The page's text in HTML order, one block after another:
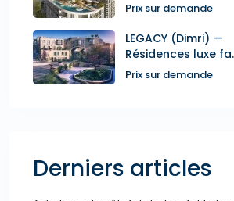
Prix sur demande
LEGACY (Dimri) —
Résidences luxe
Prix sur demande
Derniers articles